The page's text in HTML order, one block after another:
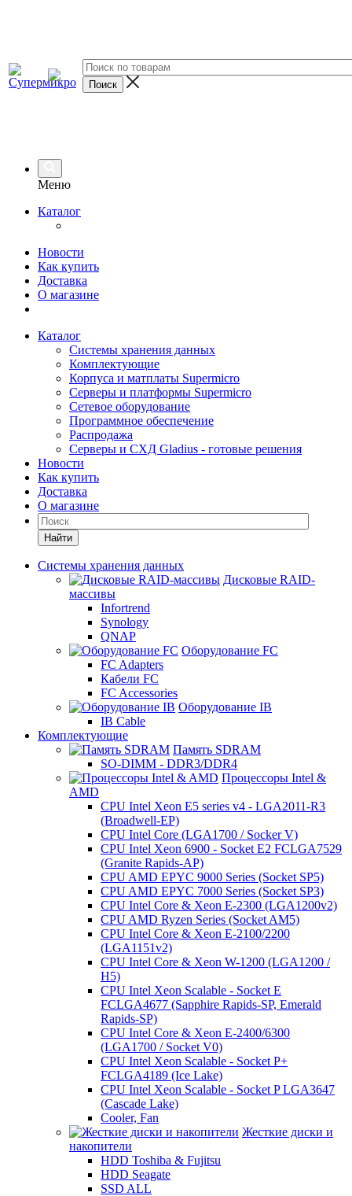
Меню
Каталог
Новости
Как купить
Доставка
О магазине
Каталог
Системы хранения данных
Комплектующие
Корпуса и матплаты Supermicro
Серверы и платформы Supermicro
Сетевое оборудование
Программное обеспечение
Распродажа
Серверы и СХД Gladius - готовые решения
Новости
Как купить
Доставка
О магазине
Найти
Системы хранения данных
Дисковые RAID-
массивы
Infortrend
Synology
QNAP
Оборудование FC
FC Adapters
Кабели FC
FC Accessories
Оборудование IB
IB Cable
Комплектующие
Память SDRAM
SO-DIMM - DDR3/DDR4
Процессоры Intel &
AMD
CPU Intel Xeon E5 series v4 - LGA2011-R3
(Broadwell-EP)
CPU Intel Core (LGA1700 / Socker V)
CPU Intel Xeon 6900 - Socket E2 FCLGA7529
(Granite Rapids-AP)
CPU AMD EPYC 9000 Series (Socket SP5)
CPU AMD EPYC 7000 Series (Socket SP3)
CPU Intel Core & Xeon E-2300 (LGA1200v2)
CPU AMD Ryzen Series (Socket AM5)
CPU Intel Core & Xeon E-2100/2200
(LGA1151v2)
CPU Intel Core & Xeon W-1200 (LGA1200 /
H5)
CPU Intel Xeon Scalable - Socket E
FCLGA4677 (Sapphire Rapids-SP, Emerald
Rapids-SP)
CPU Intel Core & Xeon E-2400/6300
(LGA1700 / Socket V0)
CPU Intel Xeon Scalable - Socket P+
FCLGA4189 (Ice Lake)
CPU Intel Xeon Scalable - Socket P LGA3647
(Cascade Lake)
Cooler, Fan
Жесткие диски и
накопители
HDD Toshiba & Fujitsu
HDD Seagate
SSD ALL